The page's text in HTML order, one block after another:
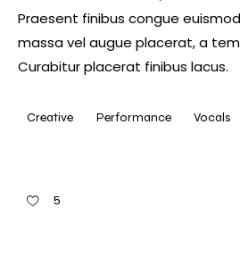
Praesent finibus congue
massa vel augue placerat, a
Curabitur placerat finibus lacus.
Creative Performance Vocals
5